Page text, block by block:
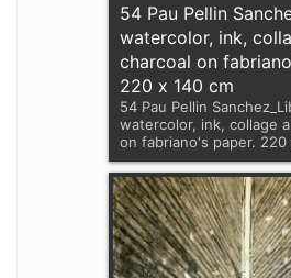
54 Pau Pellin
watercolor, ink,
charcoal on
220 x 140 cm
54 Pau Pellin
watercolor, ink, collage
on fabriano's paper. 220